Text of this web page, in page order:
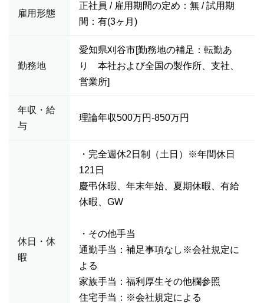
雇用形態
正社員 / 雇用期間の定め：無 / 試用期
間：有(3ヶ月)
勤務地
愛知県刈谷市[勤務地の補足：転勤あ
り 本社および全国の製作所、支社、
営業所]
年収・給
与
理論年収500万円-850万円
休日・休
暇
・完全週休2日制（土日）※年間休日
121日
慶弔休暇、年末年始、夏期休暇、有給
休暇、GW
・その他手当
通勤手当：補足事項なし※会社規定に
よる
家族手当：福利厚生その他欄参照
住宅手当：※会社規定による